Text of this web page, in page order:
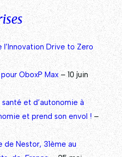
Drive to Zero
OboxP Max– 10 juin
et d’autonomie à
et prend son envol !–
de Nestor, 31ème au